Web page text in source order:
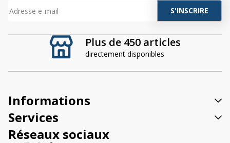
Plus de 450 articles
directement disponibles
A
t
i
v
e
:
Informations
Services
Réseaux sociaux